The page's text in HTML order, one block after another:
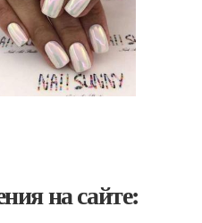
на сайте: